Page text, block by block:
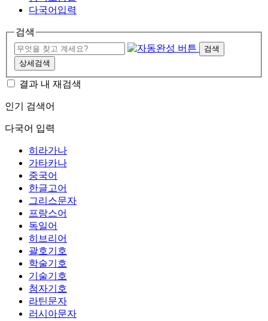
다국어입력
검색
검색
상세검색
결과 내 재검색
인기 검색어
다국어 입력
히라가나
가타카나
중국어
한글고어
그리스문자
프랑스어
독일어
히브리어
괄호기호
학술기호
기술기호
첨자기호
라틴문자
러시아문자